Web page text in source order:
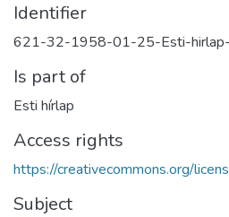
Identifier
621-32-1958-01-25-Esti-
Is part of
Esti hírlap
Access rights
https://creativecommons.org/
Subject